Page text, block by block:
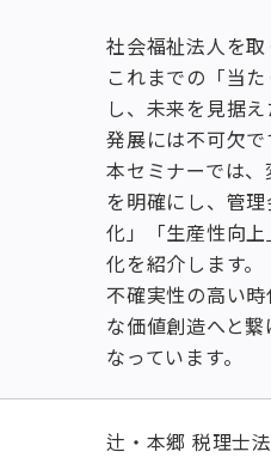
社会福祉法人を取
これまでの「当
し、未来を見据
発展には不可欠で
本セミナーでは
を明確にし、管
化」「生産性向
化を紹介します。
不確実性の高い
な価値創造へと
なっています。
辻・本郷 税理士